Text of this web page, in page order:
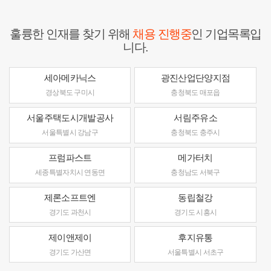
훌륭한 인재를 찾기 위해채용 진행중인 기업목록입
니다.
세아메카닉스
경상북도 구미시
광진산업단양지점
충청북도 매포읍
서울주택도시개발공사
서울특별시 강남구
서림주유소
충청북도 충주시
프럼파스트
세종특별자치시 연동면
메가터치
충청남도 서북구
제론소프트엔
경기도 과천시
동립철강
경기도 시흥시
제이앤제이
경기도 가산면
후지유통
서울특별시 서초구